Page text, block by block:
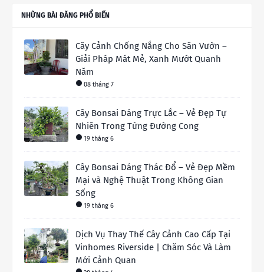
NHỮNG BÀI ĐĂNG PHỔ BIẾN
Cây Cảnh Chống Nắng Cho Sân Vườn –
Giải Pháp Mát Mẻ, Xanh Mướt Quanh
Năm
08 tháng 7
Cây Bonsai Dáng Trực Lắc – Vẻ Đẹp Tự
Nhiên Trong Từng Đường Cong
19 tháng 6
Cây Bonsai Dáng Thác Đổ – Vẻ Đẹp Mềm
Mại và Nghệ Thuật Trong Không Gian
Sống
19 tháng 6
Dịch Vụ Thay Thế Cây Cảnh Cao Cấp Tại
Vinhomes Riverside | Chăm Sóc Và Làm
Mới Cảnh Quan